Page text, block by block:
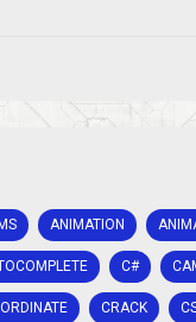
ANIMATION
C#
CRACK